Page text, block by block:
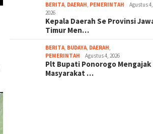
BERITA, DAERAH, PEMERINTAH
Agustus 4,
2026
Kepala Daerah Se Provinsi
Timur Men…
BERITA, BUDAYA, DAERAH,
PEMERINTAH
Agustus 4, 2026
Plt Bupati Ponorogo Mengajak
Masyarakat …